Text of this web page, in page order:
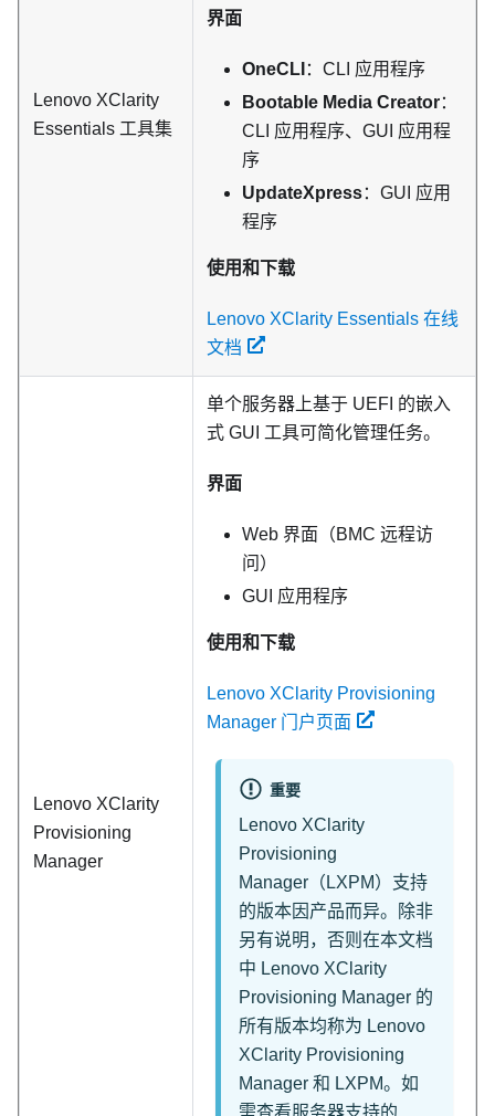
Lenovo XClarity
Essentials 工具集
界面
OneCLI ：CLI 应用程序
Bootable Media Creator：
CLI 应用程序、GUI 应用程
序
UpdateXpress：GUI 应用
程序
使用和下载
Lenovo XClarity Essentials 在线
文档
Lenovo XClarity
Provisioning
Manager
单个服务器上基于 UEFI 的嵌入
式 GUI 工具可简化管理任务。
界面
Web 界面（BMC 远程访
问）
GUI 应用程序
使用和下载
Lenovo XClarity Provisioning
Manager 门户页面
重要
Lenovo XClarity
Provisioning
Manager （ LXPM）支持
的版本因产品而异。除非
另有说明，否则在本文档
中 Lenovo XClarity
Provisioning Manager 的
所有版本均称为 Lenovo
XClarity Provisioning
Manager 和 LXPM。如